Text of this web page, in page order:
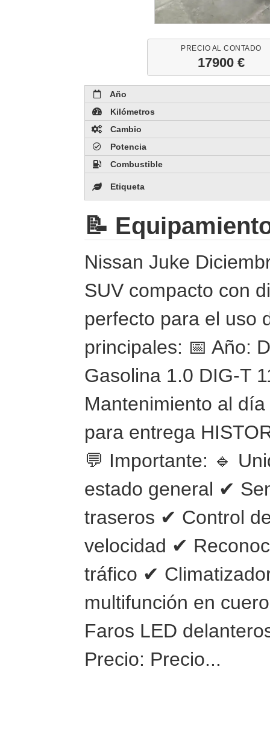
PRECIO AL CONTADO
17900 €
Año
Kilómetros
Cambio
Potencia
Combustible
Etiqueta
📝
Nissan Juke
SUV compacto con
perfecto para el uso
principales: 📅 Año:
Gasolina 1.0 DIG-T
Mantenimiento al
para entrega
💬 Importante: 🔹
estado general ✔
traseros ✔ Control
velocidad ✔
tráfico ✔
multifunción en
Faros LED
Precio: Precio...